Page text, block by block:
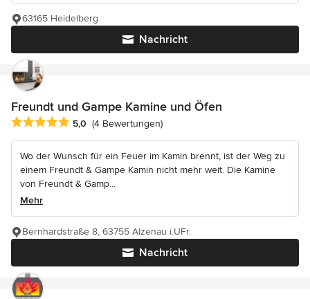
Nachricht
63165 Heidelberg
Freundt und Gampe Kamine und Öfen
Durchschnittliche Bewertung: 5 von 5 Sternen
5,0 (4 Bewertungen)
Wo der Wunsch für ein Feuer im Kamin brennt, ist der Weg zu
einem Freundt & Gampe Kamin nicht mehr weit. Die Kamine
von Freundt & Gamp...
Mehr
Nachricht
Bernhardstraße 8, 63755 Alzenau i.UFr.